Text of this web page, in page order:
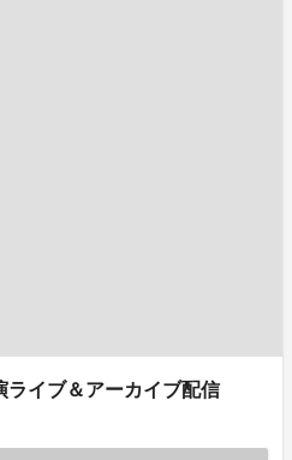
イブ＆アーカイブ配信